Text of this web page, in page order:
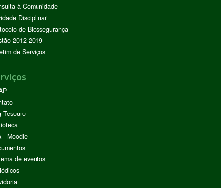
à Comunidade
Disciplinar
de Biossegurança
2012-2019
de Serviços
Tesouro
- Moodle
de eventos